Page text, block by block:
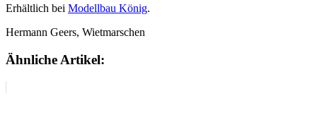
Erhältlich bei Modellbau König.
Hermann Geers, Wietmarschen
Ähnliche Artikel: